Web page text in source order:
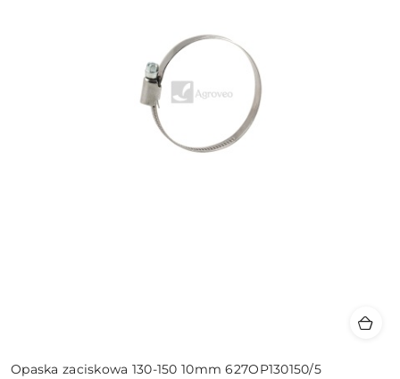
Opaska zaciskowa 130-150 10mm 627OP130150/5